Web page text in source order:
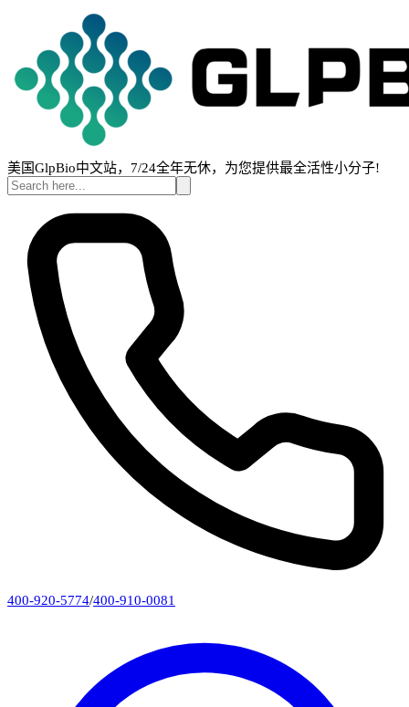
美国GlpBio中文站，7/24全年无休，为您提供最全活性小分子!
400-920-5774/400-910-0081